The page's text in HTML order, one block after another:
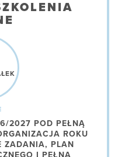
2027 POD PEŁNĄ
ROKU
ZADANIA, PLAN
I PEŁNA